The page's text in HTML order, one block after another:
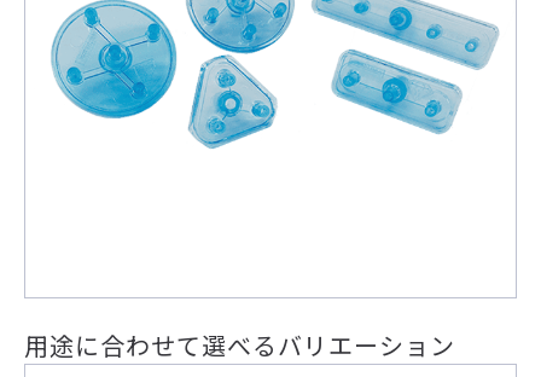
用途に合わせて選べるバリエーション